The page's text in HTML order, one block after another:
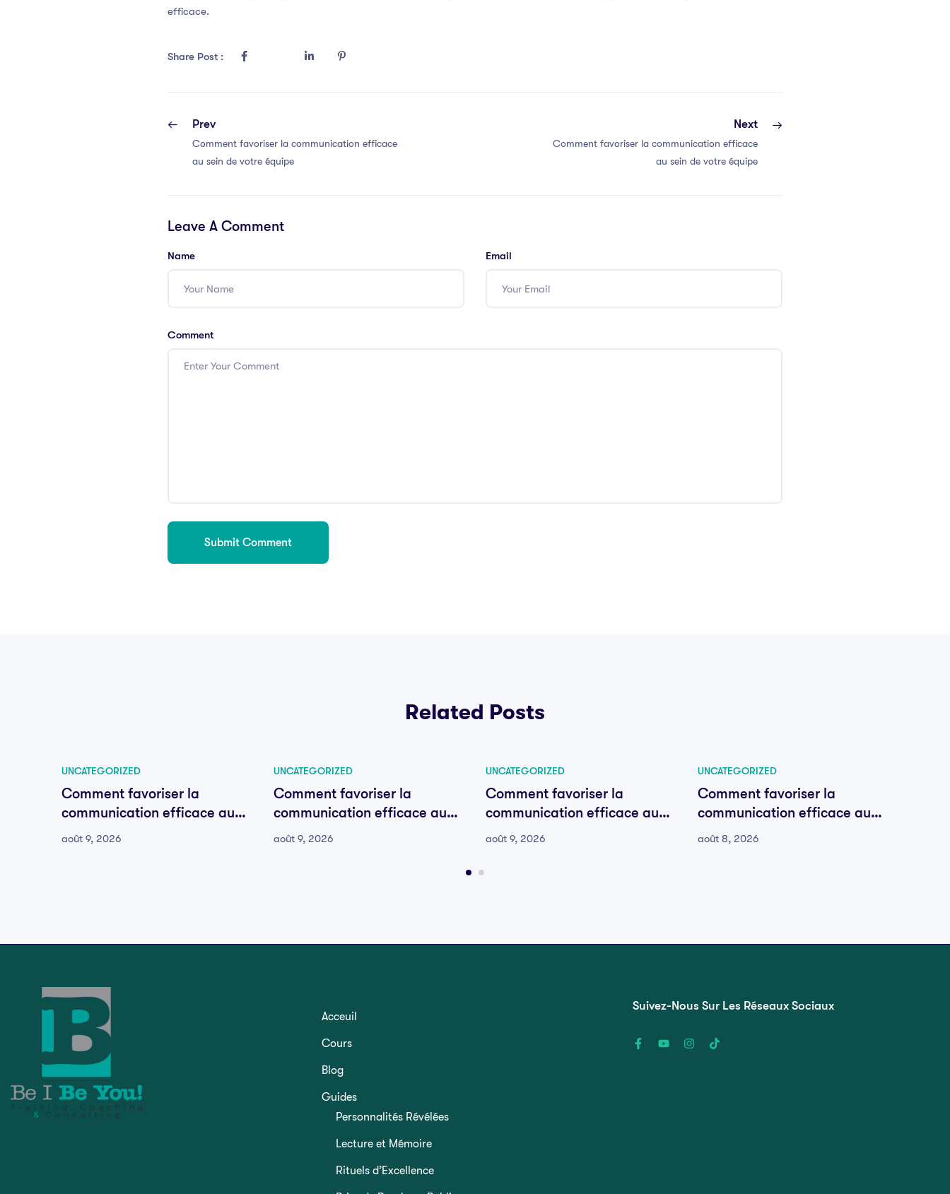
efficace.
Share Post :
Prev
Comment favoriser la communication efficace
au sein de votre équipe
Next
Comment favoriser la communication efficace
au sein de votre équipe
Leave A Comment
Name Email
Comment
Related Posts
UNCATEGORIZED
Comment favoriser la
communication efficace au
sein de votre équipe
août 9, 2026
UNCATEGORIZED
Comment favoriser la
communication efficace au
sein de votre équipe
août 9, 2026
UNCATEGORIZED
Comment favoriser la
communication efficace au
sein de votre équipe
août 9, 2026
UNCATEGORIZED
Comment favoriser la
communication efficace au
sein de votre équipe
août 8, 2026
Acceuil
Cours
Blog
Guides
Personnalités Révélées
Lecture et Mémoire
Rituels d’Excellence
Suivez-Nous Sur Les Réseaux Sociaux